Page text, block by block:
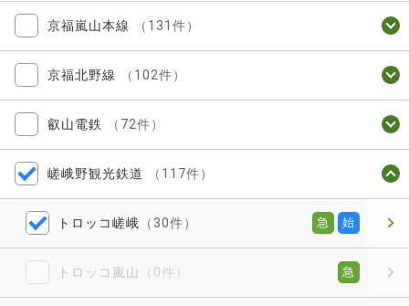
京福嵐山本線 （131件）
京福北野線 （102件）
叡山電鉄 （72件）
嵯峨野観光鉄道 （117件）
トロッコ嵯峨 （30件） 急 始
トロッコ嵐山 （0件） 急